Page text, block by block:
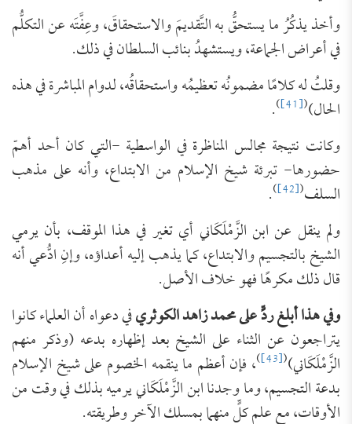
وأخذ يذكُرُ ما يستحقُّ به التَّقديمَ والاستحقاقَ، وعِفَّتَه عن التكلُّم
في أعراض الجماعة، ويستشهدُ بنائب السلطان في ذلك.
وقلتُ له كلامًا مضمونُه تعظيمُه واستحقاقُه، لدوام المباشرة في هذه
الحال)(
[41]
)
.
وكانت نتيجة مجالس المناظرة في الواسطية -التي كان أحد أهمّ
حضورها- تبرئة شيخ الإسلام من الابتداع، وأنه على مذهب
السلف(
[42]
)
.
ولم ينقل عن ابن الزَّمْلَكَاني أي تغير في هذا الموقف، بأن يرمي
الشيخ بالتجسيم والابتداع، كما يذهب إليه أعداؤه، وإنِ ادُّعي أنه
قال ذلك مكرهًا فهو خلاف الأصل.
وفي هذا أبلغ ردٍّ على محمد زاهد الكوثريفي دعواه أن العلماء كانوا
يتراجعون عن الثناء على الشيخ بعد إظهاره بدعه (وذكر منهم
الزَّمْلَكَاني)(
[43]
)، فإن أعظم ما ينقمه الخصوم على شيخ الإسلام
بدعة التجسيم، وما وجدنا ابن الزَّمْلَكَاني يرميه بذلك في وقت من
الأوقات، مع علمِ كلٍّ منهما بمسلك الآخر وطريقته.